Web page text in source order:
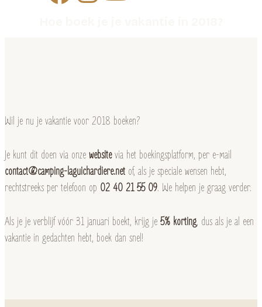
Wil je nu je vakantie voor 2018 boeken?
Je kunt dit doen via onze websitevia het boekingsplatform, per e-mail
contact@camping-laguichardiere.net of, als je speciale wensen hebt,
rechtstreeks per telefoon op 02 40 21 55 09. We helpen je graag verder.
Als je je verblijf vóór 31 januari boekt, krijg je 5% korting, dus als je al een
vakantie in gedachten hebt, boek dan snel!